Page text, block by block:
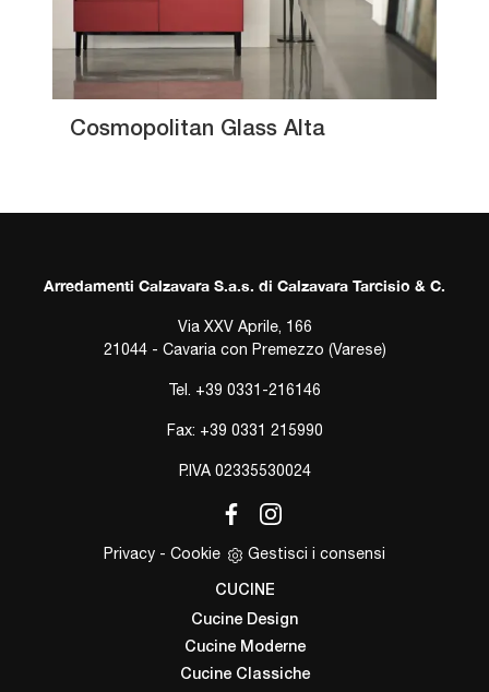
Cosmopolitan Glass Alta
Arredamenti Calzavara S.a.s. di Calzavara Tarcisio & C.
Via XXV Aprile, 166
21044 - Cavaria con Premezzo (Varese)
Tel. +39 0331-216146
Fax: +39 0331 215990
P.IVA 02335530024
Privacy - Cookie Gestisci i consensi
CUCINE
Cucine Design
Cucine Moderne
Cucine Classiche